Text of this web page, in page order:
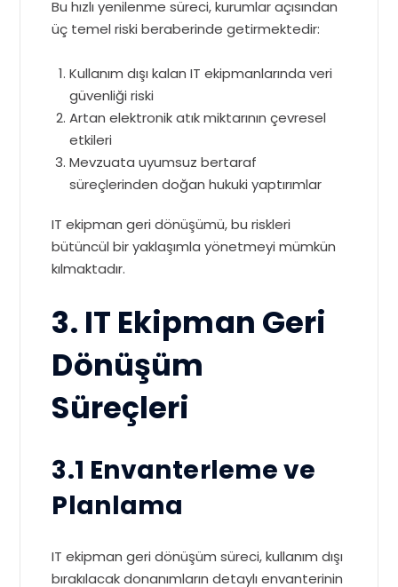
Bu hızlı yenilenme süreci, kurumlar açısından
üç temel riski beraberinde getirmektedir:
Kullanım dışı kalan IT ekipmanlarında veri
güvenliği riski
Artan elektronik atık miktarının çevresel
etkileri
Mevzuata uyumsuz bertaraf
süreçlerinden doğan hukuki yaptırımlar
IT ekipman geri dönüşümü, bu riskleri
bütüncül bir yaklaşımla yönetmeyi mümkün
kılmaktadır.
3. IT Ekipman Geri
Dönüşüm
Süreçleri
3.1 Envanterleme ve
Planlama
IT ekipman geri dönüşüm süreci, kullanım dışı
bırakılacak donanımların detaylı envanterinin